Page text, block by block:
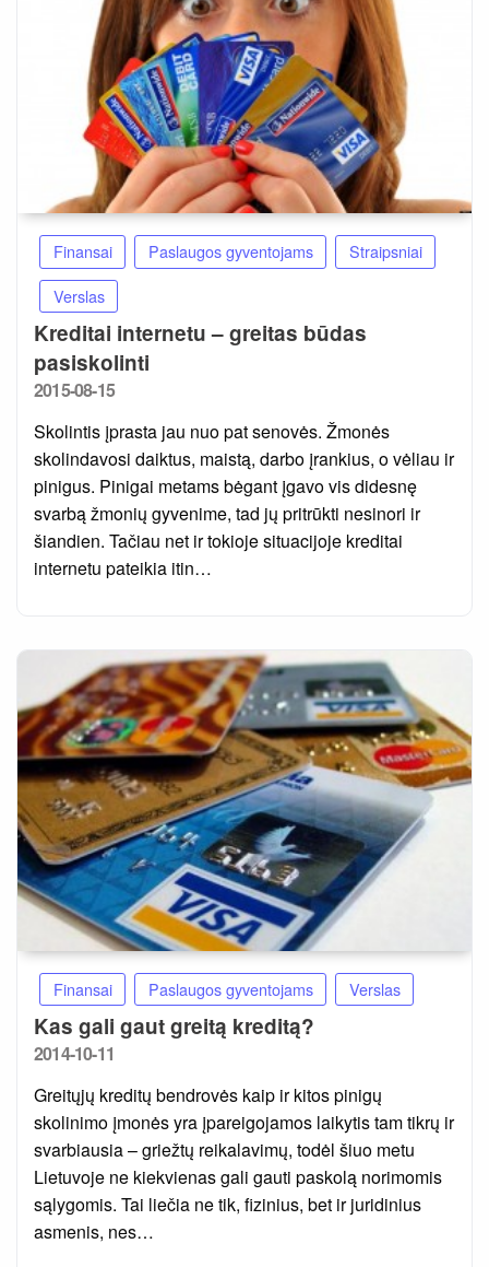
Finansai Paslaugos gyventojams
Straipsniai
Verslas
Kreditai internetu – greitas būdas
pasiskolinti
Posted
2015-08-15
Skolintis įprasta jau nuo pat senovės. Žmonės
skolindavosi daiktus, maistą, darbo įrankius, o vėliau ir
pinigus. Pinigai metams bėgant įgavo vis didesnę
svarbą žmonių gyvenime, tad jų pritrūkti nesinori ir
šiandien. Tačiau net ir tokioje situacijoje kreditai
internetu pateikia itin…
Finansai Paslaugos gyventojams Verslas
Kas gali gaut greitą kreditą?
Posted
2014-10-11
Greitųjų kreditų bendrovės kaip ir kitos pinigų
skolinimo įmonės yra įpareigojamos laikytis tam tikrų ir
svarbiausia – griežtų reikalavimų, todėl šiuo metu
Lietuvoje ne kiekvienas gali gauti paskolą norimomis
sąlygomis. Tai liečia ne tik, fizinius, bet ir juridinius
asmenis, nes…